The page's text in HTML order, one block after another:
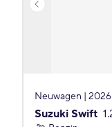
Neuwagen | 2026
Suzuki Swift